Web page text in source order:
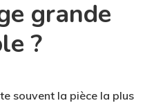
grande
?
souvent la pièce la plus